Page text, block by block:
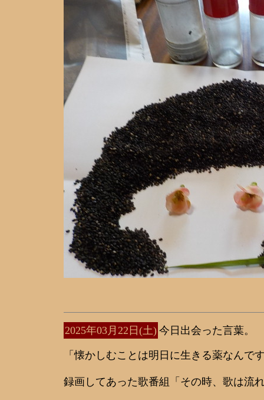
2025年03月22日(土) 今日出会った言葉。
「懐かしむことは明日に生きる薬なんで
録画してあった歌番組「その時、歌は流